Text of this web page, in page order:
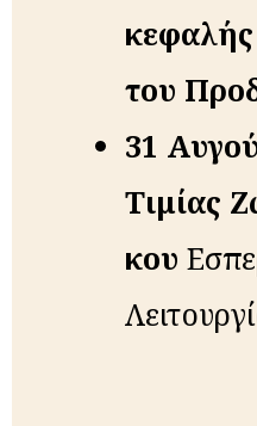
του
31
Τι­μί­ας
κου